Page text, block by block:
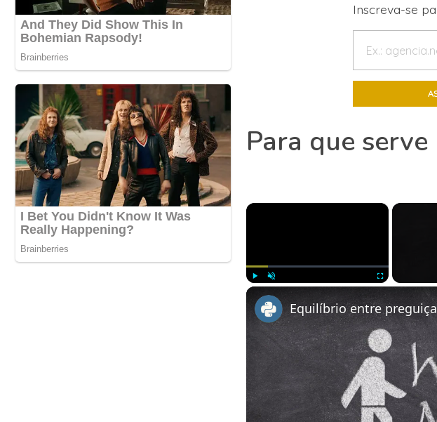
Inscreva-se
Para que serve
×